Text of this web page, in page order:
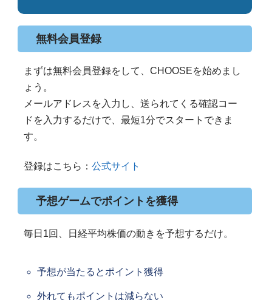
無料会員登録
まずは無料会員登録をして、CHOOSEを始めまし
ょう。
メールアドレスを入力し、送られてくる確認コー
ドを入力するだけで、最短1分でスタートできま
す。
登録はこちら： 公式サイト
予想ゲームでポイントを獲得
毎日1回、日経平均株価の動きを予想するだけ。
予想が当たるとポイント獲得
外れてもポイントは減らない